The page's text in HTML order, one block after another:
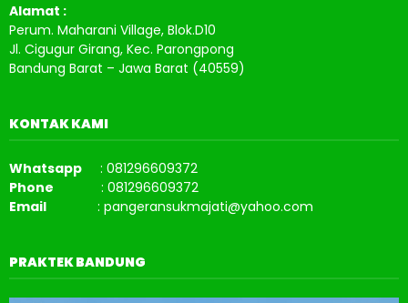
Alamat :
Perum. Maharani Village, Blok.D10
Jl. Cigugur Girang, Kec. Parongpong
Bandung Barat – Jawa Barat (40559)
KONTAK KAMI
Whatsapp : 081296609372
Phone : 081296609372
Email : pangeransukmajati@yahoo.com
PRAKTEK BANDUNG